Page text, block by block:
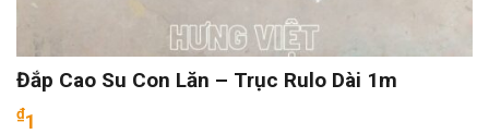
Đắp Cao Su Con Lăn – Trục Rulo Dài 1m
₫1